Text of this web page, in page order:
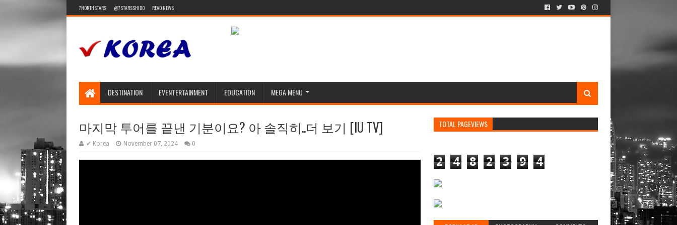
7NORTHSTARS @7STARSSHIDO READ NEWS
DESTINATION EVENTERTAINMENT EDUCATION MEGA MENU
마지막 투어를 끝낸 기분이요? 아 솔직히..더 보기 [IU TV]
✔ Korea November 07, 2024 0
TOTAL PAGEVIEWS
2 4 8 2 3 9 4